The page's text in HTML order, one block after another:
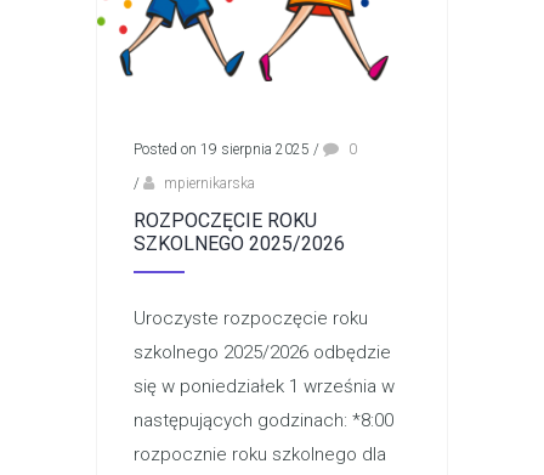
Posted on 19 sierpnia 2025 /
0
/
mpiernikarska
ROZPOCZĘCIE ROKU
SZKOLNEGO 2025/2026
Uroczyste rozpoczęcie roku
szkolnego 2025/2026 odbędzie
się w poniedziałek 1 września w
następujących godzinach: *8:00
rozpocznie roku szkolnego dla